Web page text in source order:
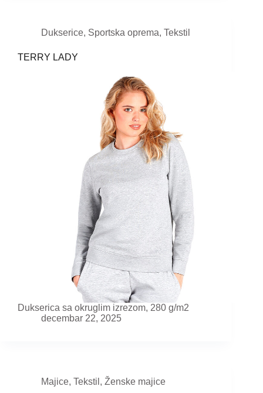
Dukserice, Sportska oprema, Tekstil
TERRY LADY
Dukserica sa okruglim izrezom, 280 g/m2
decembar 22, 2025
Majice, Tekstil , Ženske majice